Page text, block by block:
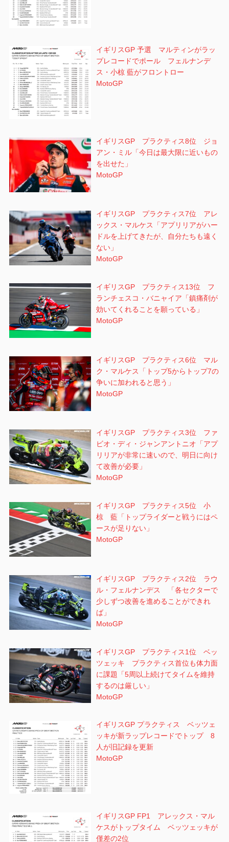
イギリスGP 予選 マルティンがラッ
プレコードでポール フェルナンデ
ス・小椋 藍がフロントロー
MotoGP
イギリスGP プラクティス8位 ジョ
アン・ミル「今日は最大限に近いもの
を出せた」
MotoGP
イギリスGP プラクティス7位 アレ
ックス・マルケス「アプリリアがハー
ドルを上げてきたが、自分たちも遠く
ない」
MotoGP
イギリスGP プラクティス13位 フ
ランチェスコ・バニャイア「鎮痛剤が
効いてくれることを願っている」
MotoGP
イギリスGP プラクティス6位 マル
ク・マルケス「トップ5からトップ7の
争いに加われると思う」
MotoGP
イギリスGP プラクティス3位 ファ
ビオ・ディ・ジャンアントニオ「アプ
リリアが非常に速いので、明日に向け
て改善が必要」
MotoGP
イギリスGP プラクティス5位 小
椋 藍「トップライダーと戦うにはペ
ースが足りない」
MotoGP
イギリスGP プラクティス2位 ラウ
ル・フェルナンデス 「各セクターで
少しずつ改善を進めることができれ
ば」
MotoGP
イギリスGP プラクティス1位 ベッ
ツェッキ プラクティス首位も体力面
に課題「5周以上続けてタイムを維持
するのは厳しい」
MotoGP
イギリスGP プラクティス ベッツェ
ッキが新ラップレコードでトップ 8
人が旧記録を更新
MotoGP
イギリスGP FP1 アレックス・マル
ケスがトップタイム ベッツェッキが
僅差の2位